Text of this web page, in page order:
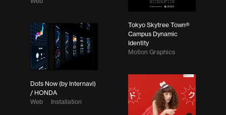
Tokyo Skytree Town®
Campus Dynamic
Identity
Motion Graphics
Dots Now (by Internavi)
/ HONDA
Web
Installation